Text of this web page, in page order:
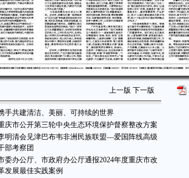
上一版 下一版
手共建清洁、美丽、可持续的世界
庆市公开第三轮中央生态环境保护督察整改方案
明清会见津巴布韦非洲民族联盟—爱国阵线高级
部考察团
委办公厅、市政府办公厅通报2024年度重庆市改
发展最佳实践案例